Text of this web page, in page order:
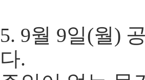
5. 9월 9일(월)
다.